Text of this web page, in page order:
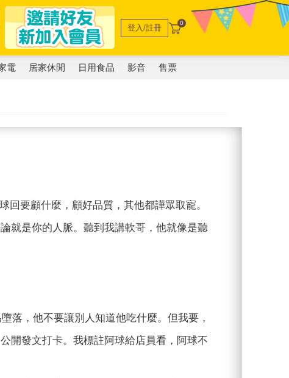
登入/註冊 0
電 居家休閒 日用食品 影音 售票
回要顧什麼，顧好品質，其他都譁眾取寵。
就是你的人脈。聽到我講軟哥，他就像是聽
落，他不要讓別人知道他吃什麼。但我要，
開發文打卡。我標註阿球給店員看，阿球不